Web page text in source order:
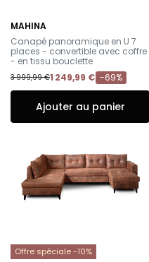
MAHINA
-
Canapé panoramique en U 7
places - convertible avec coffre
- en tissu bouclette
3 999,99 €1 249,99 € -69%
Ajouter au panier
Offre spéciale -10%